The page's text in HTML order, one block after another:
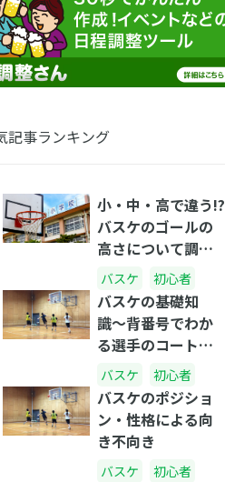
記事ランキング
小・中・高で違う!?
バスケのゴールの
高さについて調べ
てみました。
バスケ 初心者
バスケの基礎知
識〜背番号でわか
る選手のコート上
の役割を解説しま
す〜
バスケ 初心者
バスケのポジショ
ン・性格による向
き不向き
バスケ 初心者